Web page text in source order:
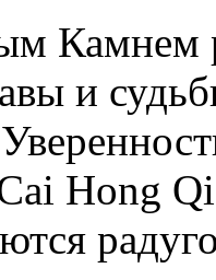
Камнем
и
Hong